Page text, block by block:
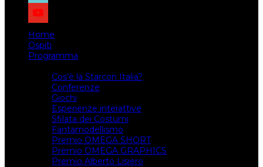
youtube
Home
Ospiti
Programma
Cos’è la Starcon Italia?
Conferenze
Giochi
Esperienze interattive
Sfilata dei Costumi
Fantamodellismo
Premio OMEGA SHORT
Premio OMEGA GRAPHICS
Premio Alberto Lisiero